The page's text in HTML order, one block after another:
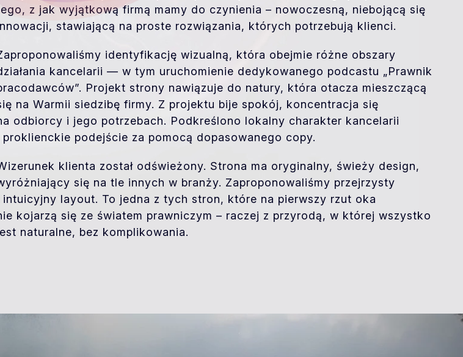
z jak wyjątkową firmą mamy do czynienia – nowoczesną, niebojącą się
stawiającą na proste rozwiązania, których potrzebują klienci.
identyfikację wizualną, która obejmie różne obszary
kancelarii — w tym uruchomienie dedykowanego podcastu „Prawnik
Projekt strony nawiązuje do natury, która otacza mieszczącą
na Warmii siedzibę firmy. Z projektu bije spokój, koncentracja się
odbiorcy i jego potrzebach. Podkreślono lokalny charakter kancelarii
proklienckie podejście za pomocą dopasowanego copy.
klienta został odświeżony. Strona ma oryginalny, świeży design,
się na tle innych w branży. Zaproponowaliśmy przejrzysty
intuicyjny layout. To jedna z tych stron, które na pierwszy rzut oka
kojarzą się ze światem prawniczym – raczej z przyrodą, w której wszystko
naturalne, bez komplikowania.